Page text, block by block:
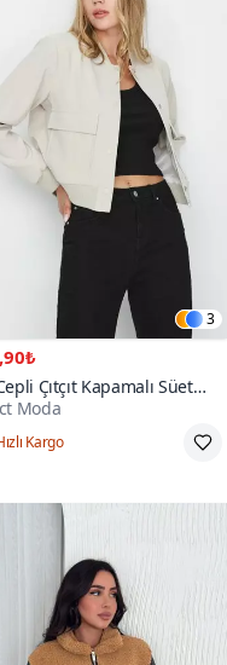
3
Çıtçıt Kapamalı Süet
Ceket
Moda
Kargo